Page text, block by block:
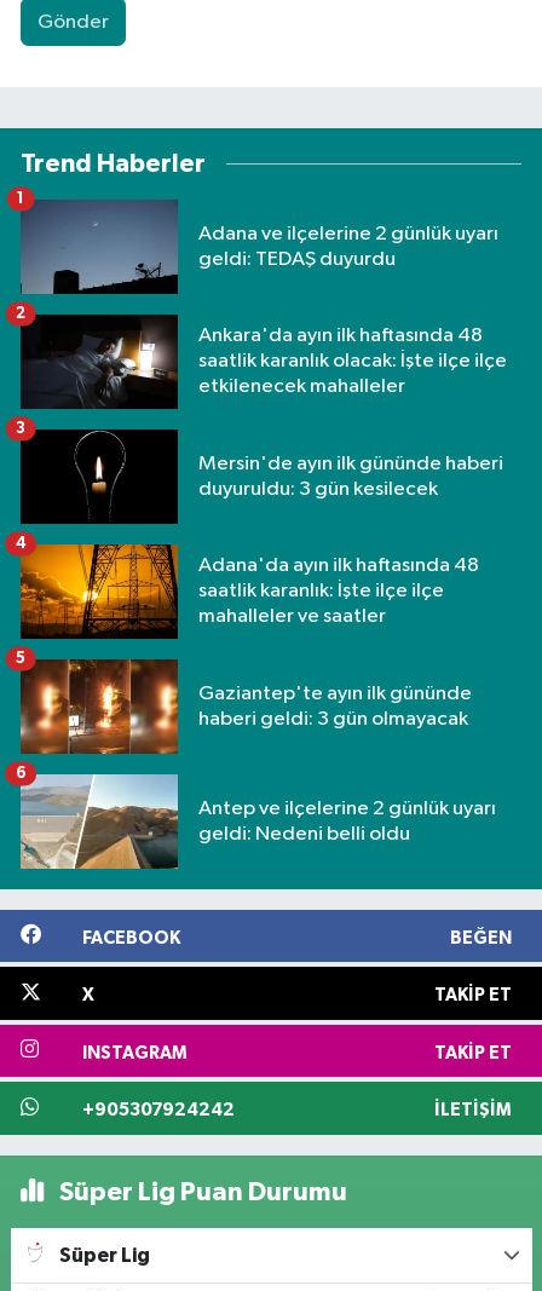
Gönder
Trend Haberler
Adana ve ilçelerine 2 günlük uyarı
geldi: TEDAŞ duyurdu
1
Ankara'da ayın ilk haftasında 48
saatlik karanlık olacak: İşte ilçe ilçe
etkilenecek mahalleler
2
Mersin'de ayın ilk gününde haberi
duyuruldu: 3 gün kesilecek
3
Adana'da ayın ilk haftasında 48
saatlik karanlık: İşte ilçe ilçe
mahalleler ve saatler
4
Gaziantep'te ayın ilk gününde
haberi geldi: 3 gün olmayacak
5
Antep ve ilçelerine 2 günlük uyarı
geldi: Nedeni belli oldu
6
FACEBOOK BEĞEN
X TAKIP ET
INSTAGRAM TAKIP ET
+905307924242 İLETIŞIM
Süper Lig Puan Durumu
Süper Lig